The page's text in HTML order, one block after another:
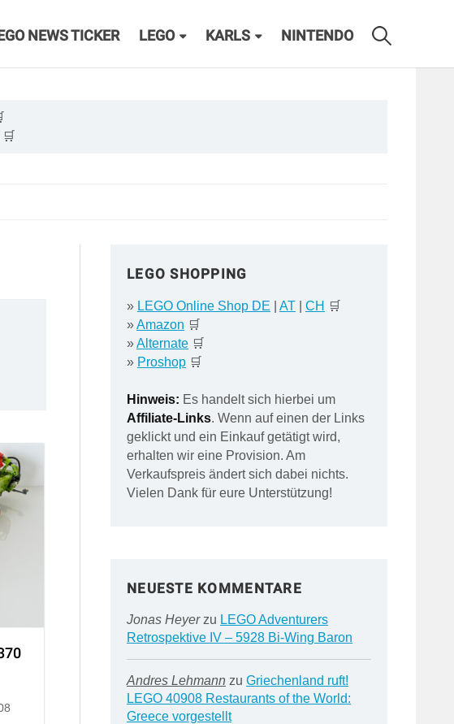
NEWS TICKER LEGO KARLS NINTENDO
🛒
LEGO SHOPPING
» LEGO Online Shop DE AT| CH 🛒
»Amazon 🛒
»Alternate🛒
» Proshop🛒
Hinweis: Es handelt sich hierbei um
Affiliate-Links. Wenn auf einen der Links
geklickt und ein Einkauf getätigt wird,
erhalten wir eine Provision. Am
Verkaufspreis ändert sich dabei nichts.
Vielen Dank für eure Unterstützung!
NEUESTE KOMMENTARE
Jonas Heyerzu LEGO Adventurers
Retrospektive IV – 5928 Bi-Wing Baron
Andres Lehmannzu Griechenland ruft!
LEGO 40908 Restaurants of the World:
Greece vorgestellt